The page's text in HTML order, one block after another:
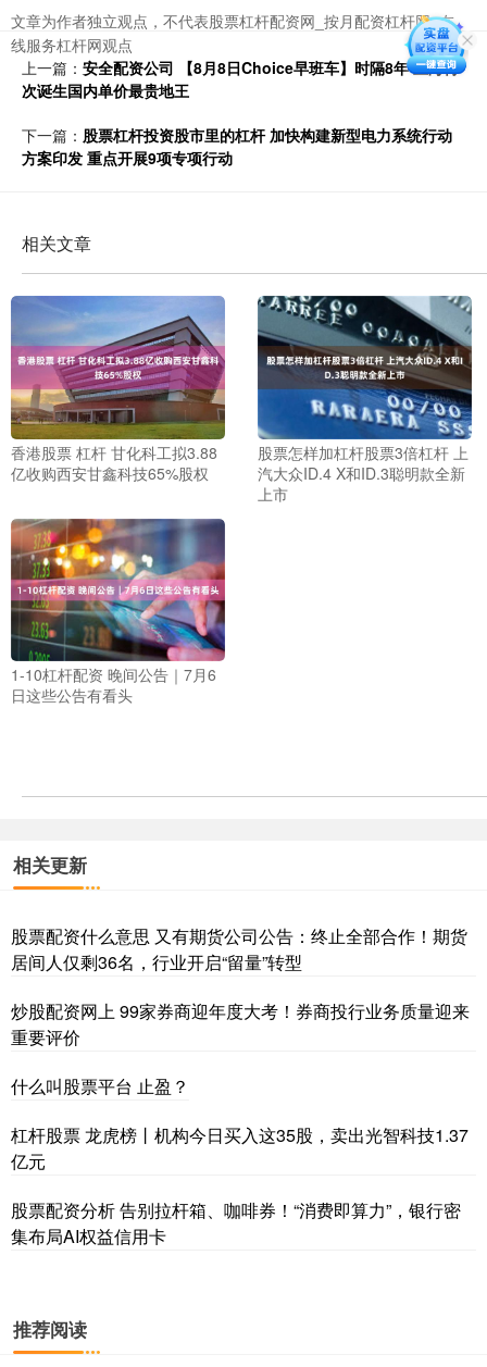
文章为作者独立观点，不代表股票杠杆配资网_按月配资杠杆网_在
线服务杠杆网观点
上一篇： 安全配资公司 【8月8日Choice早班车】时隔8年 上海再
次诞生国内单价最贵地王
下一篇： 股票杠杆投资股市里的杠杆 加快构建新型电力系统行动
方案印发 重点开展9项专项行动
相关文章
香港股票 杠杆 甘化科工拟3.88
亿收购西安甘鑫科技65%股权
股票怎样加杠杆股票3倍杠杆 上
汽大众ID.4 X和ID.3聪明款全新
上市
1-10杠杆配资 晚间公告｜7月6
日这些公告有看头
相关更新
股票配资什么意思 又有期货公司公告：终止全部合作！期货
居间人仅剩36名，行业开启“留量”转型
炒股配资网上 99家券商迎年度大考！券商投行业务质量迎来
重要评价
什么叫股票平台 止盈？
杠杆股票 龙虎榜丨机构今日买入这35股，卖出光智科技1.37
亿元
股票配资分析 告别拉杆箱、咖啡券！“消费即算力”，银行密
集布局AI权益信用卡
推荐阅读